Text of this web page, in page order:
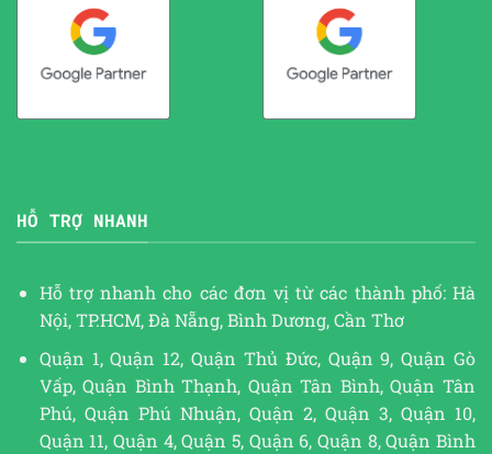
HỖ TRỢ NHANH
Hỗ trợ nhanh cho các đơn vị từ các thành phố: Hà
Nội, TP.HCM, Đà Nẵng, Bình Dương, Cần Thơ
Quận 1, Quận 12, Quận Thủ Đức, Quận 9, Quận Gò
Vấp, Quận Bình Thạnh, Quận Tân Bình, Quận Tân
Phú, Quận Phú Nhuận, Quận 2, Quận 3, Quận 10,
Quận 11, Quận 4, Quận 5, Quận 6, Quận 8, Quận Bình